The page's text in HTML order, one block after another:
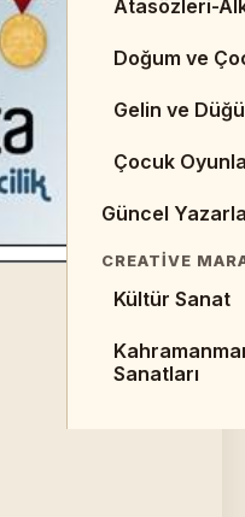
Kaynaklar
Makaleler
EDEBIYAT
Cumhuriyet
Halk
Divan
Atasözleri-
Doğum ve
Gelin ve
Çocuk
Güncel
CREATIVE
Kültür Sanat
Sanatları
İÇERIK 13